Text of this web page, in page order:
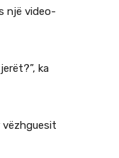
një video-
ka